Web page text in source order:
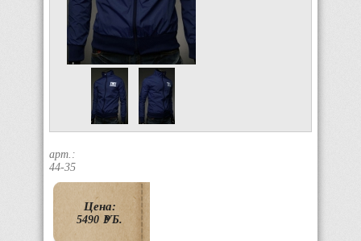
арт.:
44-35
Цена:
5490 P
УБ.